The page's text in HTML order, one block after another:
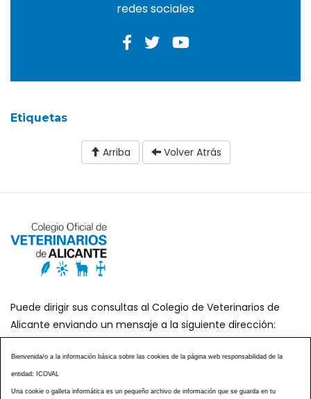
redes sociales
Etiquetas
Arriba Volver Atrás
Puede dirigir sus consultas al Colegio de Veterinarios de
Alicante enviando un mensaje a la siguiente dirección:
secretaria@icoval.org
¿SABÍAS QUÉ?
Bienvenida/o a la información básica sobre las cookies de la página web responsabilidad de la
entidad: ICOVAL
Una cookie o galleta informática es un pequeño archivo de información que se guarda en tu